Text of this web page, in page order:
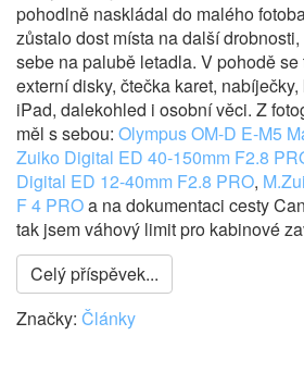
pohodlně naskládal do malého
zůstalo dost místa na další
sebe na palubě letadla. V pohodě
externí disky, čtečka karet,
iPad, dalekohled i osobní věci. Z
měl s sebou: Olympus OM-D E-M5
Zuiko Digital ED 40-150mm F2.8
Digital ED 12-40mm F2.8 PRO,
F 4 PROa na dokumentaci cesty
tak jsem váhový limit pro kabinové
Celý příspěvek...
Značky: Články